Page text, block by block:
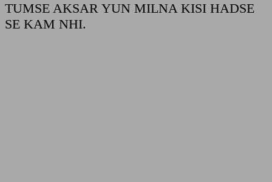
TUMSE AKSAR YUN MILNA KISI HADSE
SE KAM NHI.